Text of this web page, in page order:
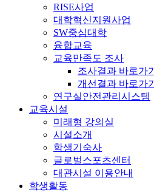
RISE사업
대학혁신지원사업
SW중심대학
융합교육
교육만족도 조사
조사결과 바로가기
개선결과 바로가기
연구실안전관리시스템
교육시설
미래형 강의실
시설소개
학생기숙사
글로벌스포츠센터
대관시설 이용안내
학생활동